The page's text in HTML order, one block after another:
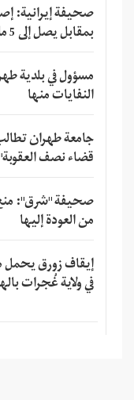
صحيفة إيرانية:
بمقابل يصل إلى 5 ملايين تومان
مسؤول في بلدية
النفايات منها
جامعة طهران
قضاء نصف
صحيفة "شرق": منع
من العودة إليها
إيقاف زورق يحمل
في ولاية غُجرات